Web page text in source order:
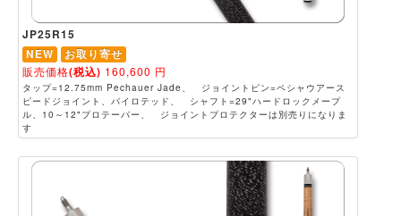
JP25R15
NEW
お取り寄せ
販売価格(税込) 160,600 円
タップ=12.75mm Pechauer Jade、 ジョイントピン=ペシャウアース
ピードジョイント、パイロテッド、 シャフト=29"ハードロックメープ
ル、10～12"プロテーパー、 ジョイントプロテクターは別売りになりま
す